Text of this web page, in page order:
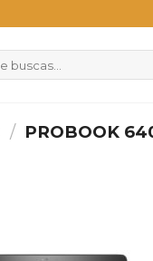
/ PROBOOK